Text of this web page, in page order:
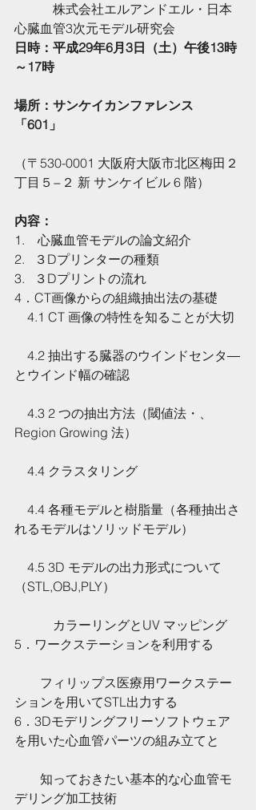
株式会社エルアンドエル・日本
心臓血管3次元モデル研究会
日時：平成29年6月3日（土）午後13時
～17時
場所：サンケイカンファレンス
「601」
（〒530-0001 大阪府大阪市北区梅田２
丁目５−２ 新 サンケイビル 6 階）
内容：
1.    心臓血管モデルの論文紹介
2.   ３Dプリンターの種類
3.   ３Dプリントの流れ
4．CT画像からの組織抽出法の基礎
    4.1 CT 画像の特性を知ることが大切
とウインド幅の確認
Region Growing 法）
    4.4 クラスタリング
れるモデルはソリッドモデル）
（STL,OBJ,PLY）
            カラーリングとUV マッピング
5．ワークステーションを利用する
フィリップス医療用ワークステー
ションを用いてSTL出力する
6．3Dモデリングフリーソフトウェア
を用いた心血管パーツの組み立てと
知っておきたい基本的な心血管モ
デリング加工技術